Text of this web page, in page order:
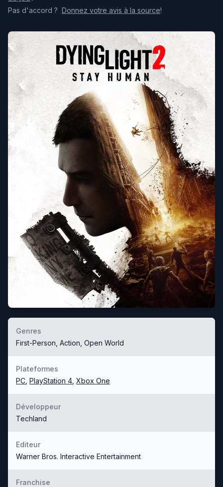
Pas d'accord ? Donnez votre avis à la source!
Genres
First-Person, Action, Open World
Plateformes
PC PlayStation 4 Xbox One
Développeur
Techland
Editeur
Warner Bros. Interactive Entertainment
Franchise